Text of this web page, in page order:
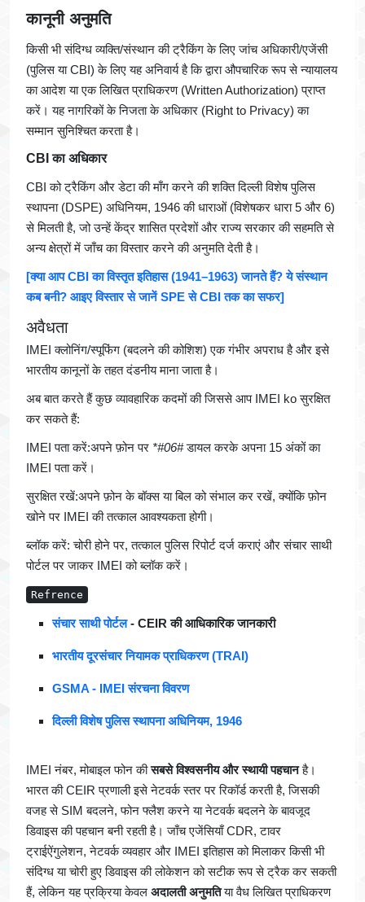
कानूनी अनुमति
किसी भी संदिग्ध व्यक्ति/संस्थान की ट्रैकिंग के लिए जांच अधिकारी/एजेंसी
(पुलिस या CBI) के लिए यह अनिवार्य है कि द्वारा औपचारिक रूप से न्यायालय
का आदेश या एक लिखित प्राधिकरण (Written Authorization) प्राप्त
करें। यह नागरिकों के निजता के अधिकार (Right to Privacy) का
सम्मान सुनिश्चित करता है।
CBI का अधिकार
CBI को ट्रैकिंग और डेटा की माँग करने की शक्ति दिल्ली विशेष पुलिस
स्थापना (DSPE) अधिनियम, 1946 की धाराओं (विशेषकर धारा 5 और 6)
से मिलती है, जो उन्हें केंद्र शासित प्रदेशों और राज्य सरकार की सहमति से
अन्य क्षेत्रों में जाँच का विस्तार करने की अनुमति देती है।
[क्या आप CBI का विस्तृत इतिहास (1941–1963) जानते हैं? ये संस्थान
कब बनी? आइए विस्तार से जानें SPE से CBI तक का सफर]
अवैधता
IMEI क्लोनिंग/स्पूफिंग (बदलने की कोशिश) एक गंभीर अपराध है और इसे
भारतीय कानूनों के तहत दंडनीय माना जाता है।
अब बात करते हैं कुछ व्यावहारिक कदमों की जिससे आप IMEI ko सुरक्षित
कर सकते हैं:
IMEI पता करें:अपने फ़ोन पर *#06#डायल करके अपना 15 अंकों का
IMEI पता करें।
सुरक्षित रखें:अपने फ़ोन के बॉक्स या बिल को संभाल कर रखें, क्योंकि फ़ोन
खोने पर IMEI की तत्काल आवश्यकता होगी।
ब्लॉक करें: चोरी होने पर, तत्काल पुलिस रिपोर्ट दर्ज कराएं और संचार साथी
पोर्टल पर जाकर IMEI को ब्लॉक करें।
Refrence
संचार साथी पोर्टल- CEIR की आधिकारिक जानकारी
भारतीय दूरसंचार नियामक प्राधिकरण (TRAI)
GSMA - IMEI संरचना विवरण
दिल्ली विशेष पुलिस स्थापना अधिनियम, 1946
IMEI नंबर, मोबाइल फोन कीसबसे विश्वसनीय और स्थायी पहचानहै।
भारत की CEIR प्रणाली इसे नेटवर्क स्तर पर रिकॉर्ड करती है, जिसकी
वजह से SIM बदलने, फोन फ्लैश करने या नेटवर्क बदलने के बावजूद
डिवाइस की पहचान बनी रहती है। जाँच एजेंसियाँ CDR, टावर
ट्राईऐंगुलेशन, नेटवर्क व्यवहार और IMEI इतिहास को मिलाकर किसी भी
संदिग्ध या चोरी हुए डिवाइस की लोकेशन को सटीक रूप से ट्रैक कर सकती
हैं, लेकिन यह प्रक्रिया केवल अदालती अनुमतिया वैध लिखित प्राधिकरण